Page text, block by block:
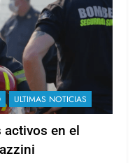
ULTIMAS NOTICIAS
en el